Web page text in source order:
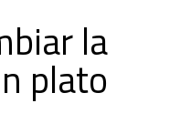
la
plato